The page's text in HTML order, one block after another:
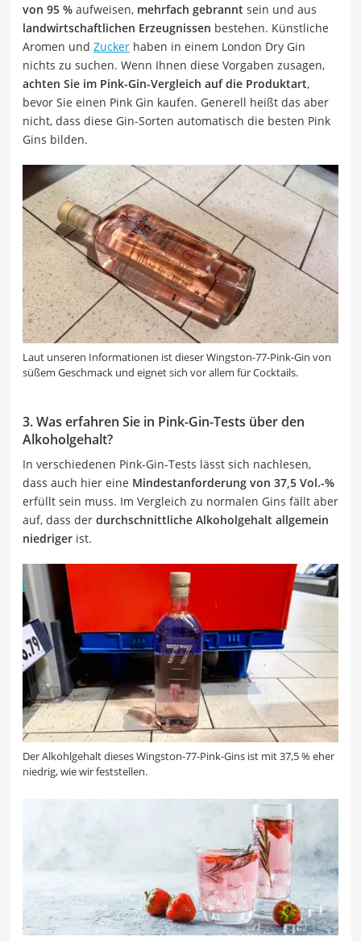
von 95 % aufweisen, mehrfach gebrannt sein und aus
landwirtschaftlichen Erzeugnissen bestehen. Künstliche
Aromen und Zucker haben in einem London Dry Gin
nichts zu suchen. Wenn Ihnen diese Vorgaben zusagen,
achten Sie im Pink-Gin-Vergleich auf die Produktart,
bevor Sie einen Pink Gin kaufen. Generell heißt das aber
nicht, dass diese Gin-Sorten automatisch die besten Pink
Gins bilden.
Laut unseren Informationen ist dieser Wingston-77-Pink-Gin von
süßem Geschmack und eignet sich vor allem für Cocktails.
3. Was erfahren Sie in Pink-Gin-Tests über den
Alkoholgehalt?
In verschiedenen Pink-Gin-Tests lässt sich nachlesen,
dass auch hier eine Mindestanforderung von 37,5 Vol.-%
erfüllt sein muss. Im Vergleich zu normalen Gins fällt aber
auf, dass der durchschnittliche Alkoholgehalt allgemein
niedriger ist.
Der Alkohlgehalt dieses Wingston-77-Pink-Gins ist mit 37,5 % eher
niedrig, wie wir feststellen.